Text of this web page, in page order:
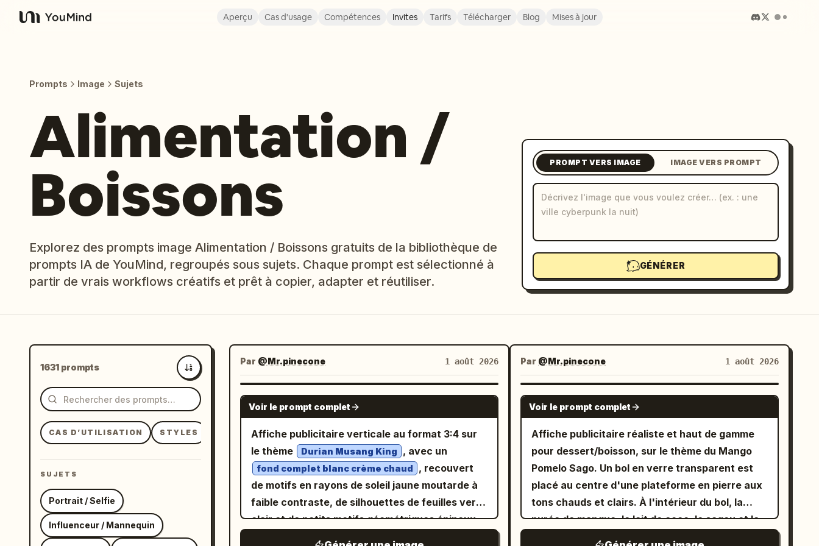
YouMind
Aperçu Cas d'usage Compétences Invites Tarifs Télécharger Blog Mises à jour
Prompts Image Sujets
Alimentation /
Boissons
Explorez des prompts image Alimentation / Boissons gratuits de la bibliothèque de
prompts IA de YouMind, regroupés sous sujets. Chaque prompt est sélectionné à
partir de vrais workflows créatifs et prêt à copier, adapter et réutiliser.
PROMPT VERS IMAGE IMAGE VERS PROMPT
GÉNÉRER
1631 prompts
Plus récents
CAS D’UTILISATION STYLES SUJETS
SUJETS
Portrait / Selfie
Influenceur / Mannequin
Par @Mr.pinecone 1 août 2026
GPT IMAGE 2
Voir le prompt complet
Affiche publicitaire verticale au format 3:4 sur
le thème
Durian Musang King , avec un
fond complet blanc crème chaud
, recouvert
de motifs en rayons de soleil jaune moutarde à
faible contraste, de silhouettes de feuilles vert
clair et de petits motifs géométriques épineux.
Par @Mr.pinecone 1 août 2026
GPT IMAGE 2
Voir le prompt complet
Affiche publicitaire réaliste et haut de gamme
pour dessert/boisson, sur le thème du Mango
Pomelo Sago. Un bol en verre transparent est
placé au centre d'une plateforme en pierre aux
tons chauds et clairs. À l'intérieur du bol, la
purée de mangue, le lait de coco, le sagou et la